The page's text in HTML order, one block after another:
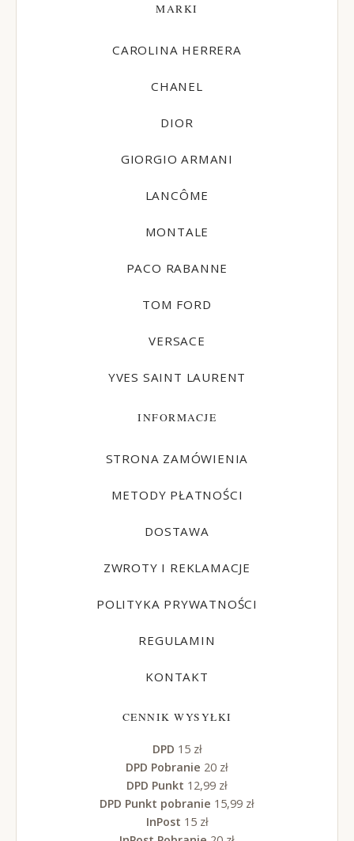
MARKI
CAROLINA HERRERA
CHANEL
DIOR
GIORGIO ARMANI
LANCÔME
MONTALE
PACO RABANNE
TOM FORD
VERSACE
YVES SAINT LAURENT
INFORMACJE
STRONA ZAMÓWIENIA
METODY PŁATNOŚCI
DOSTAWA
ZWROTY I REKLAMACJE
POLITYKA PRYWATNOŚCI
REGULAMIN
KONTAKT
CENNIK WYSYŁKI
DPD 15 zł
DPD Pobranie 20 zł
DPD Punkt 12,99 zł
DPD Punkt pobranie 15,99 zł
InPost 15 zł